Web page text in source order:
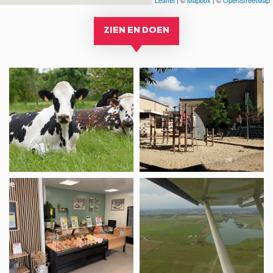
ZIEN EN DOEN
Ferme
de
Nermoux
SPEELPLAATS
–
JARDIN
DUMAINE
Fromagerie
Luçon,
Eurial
ULM
LUÇON